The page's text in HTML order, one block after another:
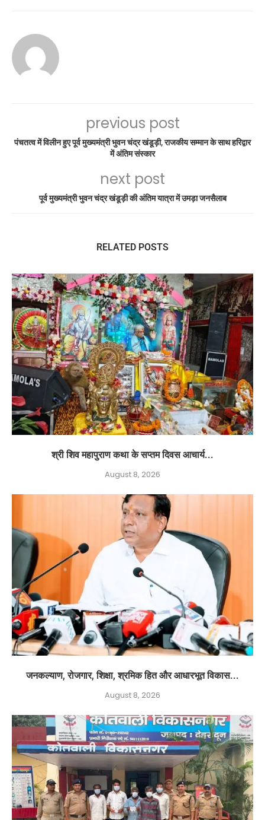
previous post
पंचतत्व में विलीन हुए पूर्व मुख्यमंत्री भुवन चंद्र खंडूड़ी, राजकीय सम्मान के साथ हरिद्वार
में अंतिम संस्कार
next post
पूर्व मुख्यमंत्री भुवन चंद्र खंडूड़ी की अंतिम यात्रा में उमड़ा जनसैलाब
RELATED POSTS
श्री शिव महापुराण कथा के सप्तम दिवस आचार्य...
August 8, 2026
जनकल्याण, रोजगार, शिक्षा, श्रमिक हित और आधारभूत विकास...
August 8, 2026